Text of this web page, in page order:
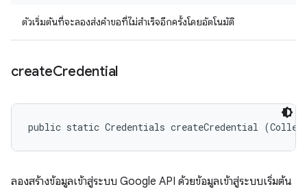
ตัวเริ่มต้นที่จะลองส่งคำขอที่ไม่สำเร็จอีกครั้งโดยอัตโนมัติ
createCredential
public static Credentials createCredential
ลองสร้างข้อมูลเข้าสู่ระบบ Google API ด้วยข้อมูลเข้าสู่ระบบเริ่มต้น